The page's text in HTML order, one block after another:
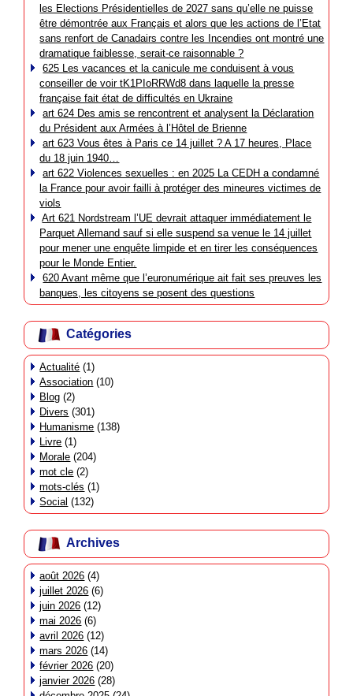
les Elections Présidentielles de 2027 sans qu’elle ne puisse
être démontrée aux Français et alors que les actions de l’Etat
sans renfort de Canadairs contre les Incendies ont montré une
dramatique faiblesse, serait-ce raisonnable ?
625 Les vacances et la canicule me conduisent à vous
conseiller de voir tK1PIoRRWd8 dans laquelle la presse
française fait état de difficultés en Ukraine
art 624 Des amis se rencontrent et analysent la Déclaration
du Président aux Armées à l’Hôtel de Brienne
art 623 Vous êtes à Paris ce 14 juillet ? A 17 heures, Place
du 18 juin 1940…
art 622 Violences sexuelles : en 2025 La CEDH a condamné
la France pour avoir failli à protéger des mineures victimes de
viols
Art 621 Nordstream l’UE devrait attaquer immédiatement le
Parquet Allemand sauf si elle suspend sa venue le 14 juillet
pour mener une enquête limpide et en tirer les conséquences
pour le Monde Entier.
620 Avant même que l’euronumérique ait fait ses preuves les
banques, les citoyens se posent des questions
Catégories
Actualité (1)
Association (10)
Blog (2)
Divers (301)
Humanisme (138)
Livre (1)
Morale (204)
mot cle (2)
mots-clés (1)
Social (132)
Archives
août 2026 (4)
juillet 2026 (6)
juin 2026 (12)
mai 2026 (6)
avril 2026 (12)
mars 2026 (14)
février 2026 (20)
janvier 2026 (28)